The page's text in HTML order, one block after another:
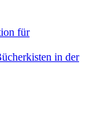
für
in der